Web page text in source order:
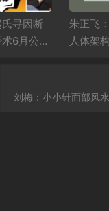
寻因断
6月公益
朱正飞
人体架
刘梅：小小针面部风水美雕打开面